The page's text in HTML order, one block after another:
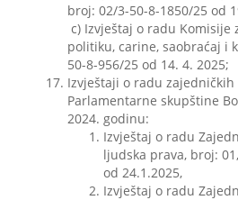
broj: 02/3-50-8-1850/25 od
c) Izvještaj o radu Komisije
politiku, carine, saobraćaj i
50-8-956/25 od 14. 4. 2025;
Izvještaji o radu
Parlamentarne skupštine
2024. godinu:
Izvještaj o radu
ljudska prava, broj:
od 24.1.2025,
Izvještaj o radu